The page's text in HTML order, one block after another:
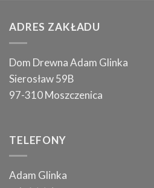
ADRES ZAKŁADU
Dom Drewna Adam Glinka
Sierosław 59B
97-310 Moszczenica
TELEFONY
Adam Glinka